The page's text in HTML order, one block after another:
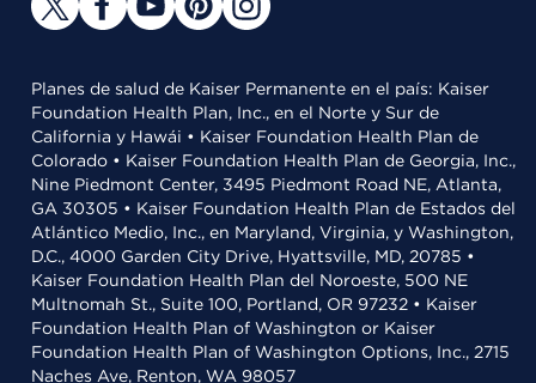
Planes de salud de Kaiser Permanente en el país: Kaiser
Foundation Health Plan, Inc., en el Norte y Sur de
California y Hawái • Kaiser Foundation Health Plan de
Colorado • Kaiser Foundation Health Plan de Georgia, Inc.,
Nine Piedmont Center, 3495 Piedmont Road NE, Atlanta,
GA 30305 • Kaiser Foundation Health Plan de Estados del
Atlántico Medio, Inc., en Maryland, Virginia, y Washington,
D.C., 4000 Garden City Drive, Hyattsville, MD, 20785 •
Kaiser Foundation Health Plan del Noroeste, 500 NE
Multnomah St., Suite 100, Portland, OR 97232 • Kaiser
Foundation Health Plan of Washington or Kaiser
Foundation Health Plan of Washington Options, Inc., 2715
Naches Ave, Renton, WA 98057